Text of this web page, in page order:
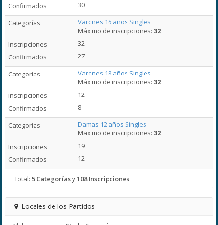
30
Varones 16 años Singles
Máximo de inscripciones:32
32
27
Varones 18 años Singles
Máximo de inscripciones:32
12
8
Damas 12 años Singles
Máximo de inscripciones:32
19
12
Total: 5 Categorías y 108 Inscripciones
Locales de los Partidos